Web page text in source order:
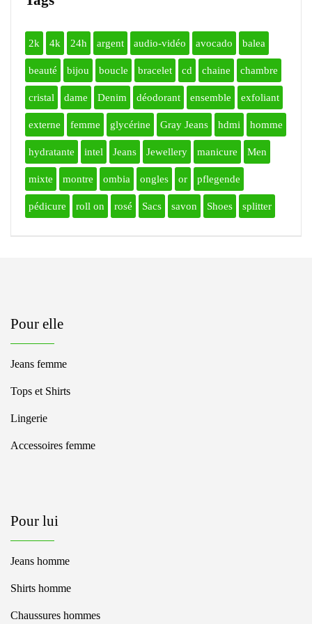
2k 4k 24h argent audio-vidéo avocado balea
beauté bijou boucle bracelet cd chaine chambre
cristal dame Denim déodorant ensemble exfoliant
externe femme glycérine Gray Jeans hdmi homme
hydratante intel Jeans Jewellery manicure Men
mixte montre ombia ongles or pflegende
pédicure roll on rosé Sacs savon Shoes splitter
Pour elle
Jeans femme
Tops et Shirts
Lingerie
Accessoires femme
Pour lui
Jeans homme
Shirts homme
Chaussures hommes